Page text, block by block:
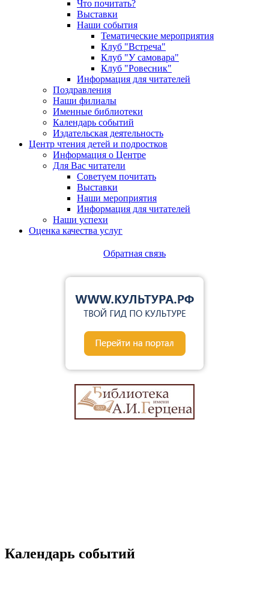
Что почитать?
Выставки
Наши события
Тематические мероприятия
Клуб "Встреча"
Клуб "У самовара"
Клуб "Ровесник"
Информация для читателей
Поздравления
Наши филиалы
Именные библиотеки
Календарь событий
Издательская деятельность
Центр чтения детей и подростков
Информация о Центре
Для Вас читатели
Советуем почитать
Выставки
Наши мероприятия
Информация для читателей
Наши успехи
Оценка качества услуг
Обратная связь
Календарь событий